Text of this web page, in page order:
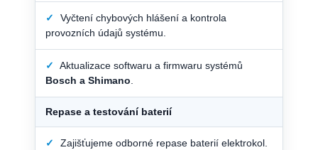
✓
Vyčtení chybových hlášení a kontrola
provozních údajů systému.
✓
Aktualizace softwaru a firmwaru systémů
Bosch a Shimano
Repase a testování baterií
✓ Zajišťujeme odborné repase baterií elektrokol.